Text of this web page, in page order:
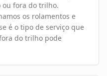
ou fora do trilho.
os rolamentos e
é o tipo de serviço que
do trilho pode